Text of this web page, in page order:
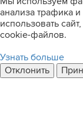
анализа трафика
использовать
cookie-файлов.
Узнать больше
Отклонить